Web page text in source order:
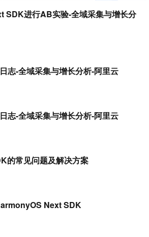
SDK进行AB实验-全域采集与增长分
志-全域采集与增长分析-阿里云
志-全域采集与增长分析-阿里云
的常见问题及解决方案
Next SDK